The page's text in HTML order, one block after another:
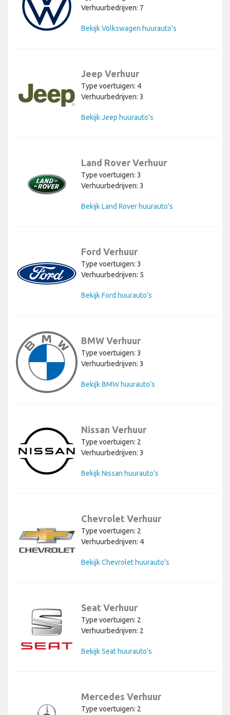
Verhuurbedrijven: 7
Bekijk Volkswagen huurauto's
Jeep Verhuur
Type voertuigen: 4
Verhuurbedrijven: 3
Bekijk Jeep huurauto's
Land Rover Verhuur
Type voertuigen: 3
Verhuurbedrijven: 3
Bekijk Land Rover huurauto's
Ford Verhuur
Type voertuigen: 3
Verhuurbedrijven: 5
Bekijk Ford huurauto's
BMW Verhuur
Type voertuigen: 3
Verhuurbedrijven: 3
Bekijk BMW huurauto's
Nissan Verhuur
Type voertuigen: 2
Verhuurbedrijven: 3
Bekijk Nissan huurauto's
Chevrolet Verhuur
Type voertuigen: 2
Verhuurbedrijven: 4
Bekijk Chevrolet huurauto's
Seat Verhuur
Type voertuigen: 2
Verhuurbedrijven: 2
Bekijk Seat huurauto's
Mercedes Verhuur
Type voertuigen: 2